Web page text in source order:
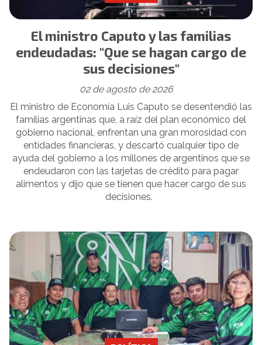
El ministro Caputo y las familias
endeudadas: "Que se hagan cargo de
sus decisiones"
02 de agosto de 2026
El ministro de Economía Luis Caputo se desentendió las
familias argentinas que, a raíz del plan económico del
gobierno nacional, enfrentan una gran morosidad con
entidades financieras, y descartó cualquier tipo de
ayuda del gobierno a los millones de argentinos que se
endeudaron con las tarjetas de crédito para pagar
alimentos y dijo que se tienen que hacer cargo de sus
decisiones.